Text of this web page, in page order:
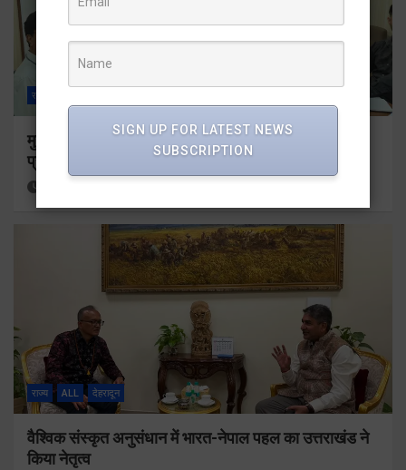
राज्य
मुख्यमंत्री के दिशा-निर्देशों में पीएम आवास योजना (शहरी) की
प्रगति की हुई समीक्षा
राज्य ALL देहरादून
वैश्विक संस्कृत अनुसंधान में भारत-नेपाल पहल का उत्तराखंड ने
किया नेतृत्व
SIGN UP FOR LATEST NEWS
SUBSCRIPTION